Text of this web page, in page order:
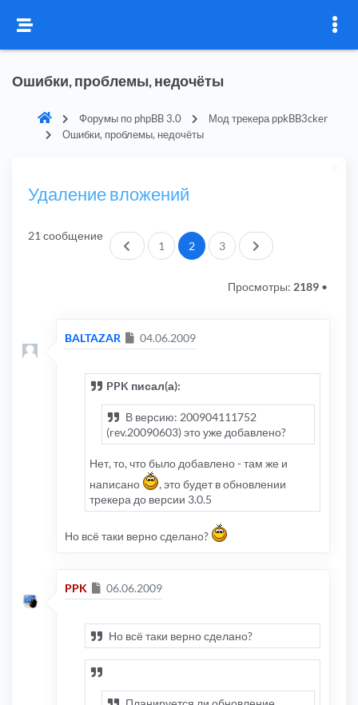
Ошибки, проблемы, недочёты
Форумы по phpBB 3.0
Мод трекера ppkBB3cker
Ошибки, проблемы, недочёты
Удаление вложений
21 сообщение
Пред.1 2 3 След.
Просмотры: 2189 •
BALTAZAR Сообщение
04.06.2009
PPK писал(а):
В версию: 200904111752
(rev.20090603) это уже добавлено?
Нет, то, что было добавлено - там же и
написано
, это будет в обновлении
трекера до версии 3.0.5
Но всё таки верно сделано?
PPK Сообщение
06.06.2009
Но всё таки верно сделано?